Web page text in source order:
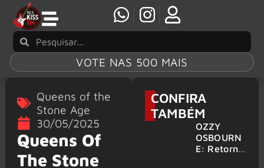
VOTE NAS 500 MAIS
Queens of the
Stone Age
30/05/2025
Queens Of
The Stone
CONFIRA
TAMBÉM
OZZY
OSBOURN
E: Retorno